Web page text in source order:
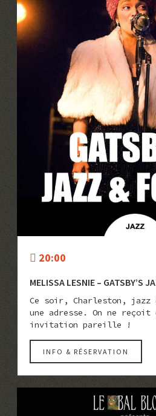
20:00
MELISSA LESNIE – GATSBY’S
Ce soir, Charleston, jazz
une adresse. On ne reçoit
invitation pareille !
INFO & RÉSERVATION